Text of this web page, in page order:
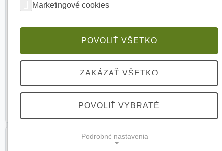
Marketingové cookies
POVOLIŤ VŠETKO
ZAKÁZAŤ VŠETKO
POVOLIŤ VYBRATÉ
Podrobné nastavenia